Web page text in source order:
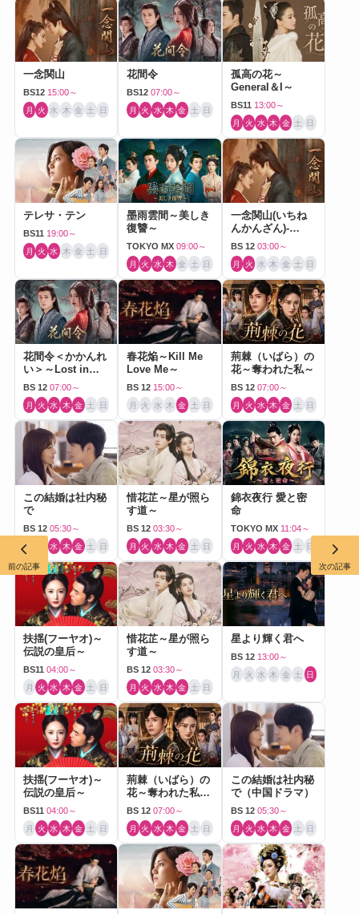
一念関山
BS12 15:00～
月 火 水 木 金 土 日
花間令
BS12 07:00～
月 火 水 木 金 土 日
孤高の花～
General＆I～
BS11 13:00～
月 火 水 木 金 土 日
テレサ・テン
BS11 19:00～
月 火 水 木 金 土 日
墨雨雲間～美しき
復讐～
TOKYO MX 09:00～
月 火 水 木 金 土 日
一念関山(いちね
んかんざん)-
Journey to Love-
BS 12 03:00～
月 火 水 木 金 土 日
花間令＜かかんれ
い＞～Lost in
Love～
BS 12 07:00～
月 火 水 木 金 土 日
春花焔～Kill Me
Love Me～
BS 12 15:00～
月 火 水 木 金 土 日
荊棘（いばら）の
花～奪われた私～
BS 12 07:00～
月 火 水 木 金 土 日
この結婚は社内秘
で
BS 12 05:30～
月 水 木 金 土 日
惜花芷～星が照ら
す道～
BS 12 03:30～
月 火 水 木 金 土 日
錦衣夜行 愛と密
命
TOKYO MX 11:04～
月 火 水 木 金 土 日
扶揺(フーヤオ)～
伝説の皇后～
BS11 04:00～
月 火 水 木 金 土 日
惜花芷～星が照ら
す道～
BS 12 03:30～
月 火 水 木 金 土 日
星より輝く君へ
BS 12 13:00～
月 火 水 木 金 土 日
扶揺(フーヤオ)～
伝説の皇后～
BS11 04:00～
月 火 水 木 金 土 日
荊棘（いばら）の
花～奪われた私～
（中国ドラマ）
BS 12 07:00～
月 火 水 木 金 土 日
この結婚は社内秘
で（中国ドラマ）
BS 12 05:30～
月 火 水 木 金 土 日
前の記事 次の記事